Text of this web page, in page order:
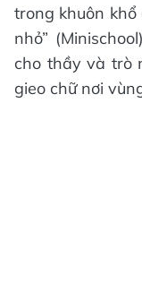
trong khuôn khổ
nhỏ”
cho thầy và trò
gieo chữ nơi